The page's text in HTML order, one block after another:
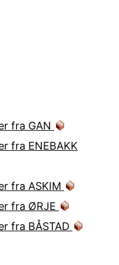
fra GAN
fra ENEBAKK
fra ASKIM
fra ØRJE
fra BÅSTAD